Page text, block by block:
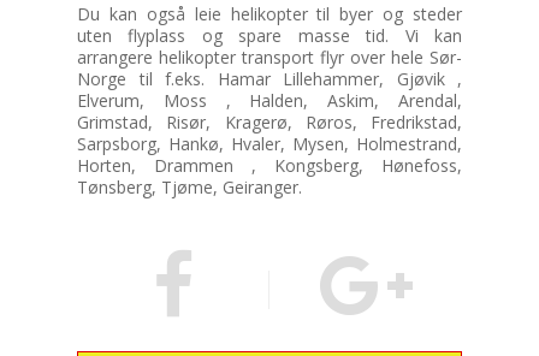
Du kan også leie helikopter til byer og steder
uten flyplass og spare masse tid. Vi kan
arrangere helikopter transport flyr over hele Sør-
Norge til f.eks. Hamar Lillehammer, Gjøvik ,
Elverum, Moss , Halden, Askim, Arendal,
Grimstad, Risør, Kragerø, Røros, Fredrikstad,
Sarpsborg, Hankø, Hvaler, Mysen, Holmestrand,
Horten, Drammen , Kongsberg, Hønefoss,
Tønsberg, Tjøme, Geiranger.